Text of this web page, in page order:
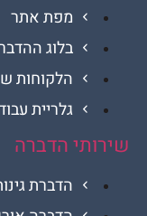
מפת אתר
בלוג ההדברות
הלקוחות שלנו
גלריית עבודות
הדברה
הדברת גינות